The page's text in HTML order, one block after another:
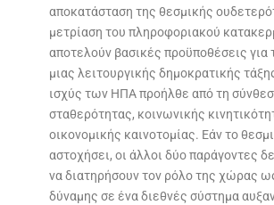
αποκατάσταση της θεσμικής
μετρίαση του πληροφοριακού
αποτελούν βασικές προϋποθέσεις για
μιας λειτουργικής δημοκρατικής
ισχύς των ΗΠΑ προήλθε από τη
σταθερότητας, κοινωνικής
οικονομικής καινοτομίας. Εάν το
αστοχήσει, οι άλλοι δύο παράγοντες
να διατηρήσουν τον ρόλο της χώρας
δύναμης σε ένα διεθνές σύστημα